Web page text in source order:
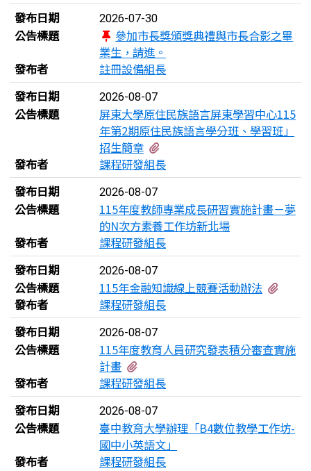
發布日期
2026-07-30
公告標題
參加市長獎頒獎典禮與市長合影之畢
業生，請進。
發布者
註冊設備組長
發布日期
2026-08-07
公告標題
屏東大學原住民族語言屏東學習中心115
年第2期原住民族語言學分班、學習班」
招生簡章
發布者
課程研發組長
發布日期
2026-08-07
公告標題
115年度教師專業成長研習實施計畫－夢
的N次方素養工作坊新北場
發布者
課程研發組長
發布日期
2026-08-07
公告標題 115年金融知識線上競賽活動辦法
發布者
課程研發組長
發布日期
2026-08-07
公告標題
115年度教育人員研究發表積分審查實施
計畫
發布者
課程研發組長
發布日期
2026-08-07
公告標題
臺中教育大學辦理「B4數位教學工作坊-
國中小英語文」
發布者
課程研發組長